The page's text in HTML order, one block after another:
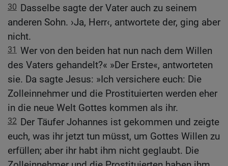
30 Dasselbe sagte der Vater auch zu seinem
anderen Sohn. ›Ja, Herr‹, antwortete der, ging aber
nicht.
31 Wer von den beiden hat nun nach dem Willen
des Vaters gehandelt?« »Der Erste«, antworteten
sie. Da sagte Jesus: »Ich versichere euch: Die
Zolleinnehmer und die Prostituierten werden eher
in die neue Welt Gottes kommen als ihr.
32 Der Täufer Johannes ist gekommen und zeigte
euch, was ihr jetzt tun müsst, um Gottes Willen zu
erfüllen; aber ihr habt ihm nicht geglaubt. Die